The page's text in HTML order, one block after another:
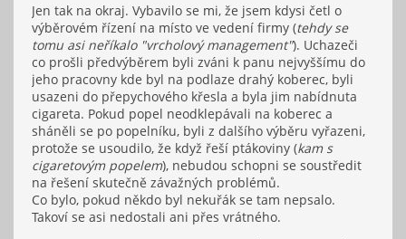
Jen tak na okraj. Vybavilo se mi, že jsem kdysi četl o
výběrovém řízení na místo ve vedení firmy (tehdy se
tomu asi neříkalo "vrcholový management"). Uchazeči
co prošli předvýběrem byli zváni k panu nejvyššímu do
jeho pracovny kde byl na podlaze drahý koberec, byli
usazeni do přepychového křesla a byla jim nabídnuta
cigareta. Pokud popel neodklepávali na koberec a
sháněli se po popelníku, byli z dalšího výběru vyřazeni,
protože se usoudilo, že když řeší ptákoviny (kam s
cigaretovým popelem), nebudou schopni se soustředit
na řešení skutečně závažných problémů.
Co bylo, pokud někdo byl nekuřák se tam nepsalo.
Takoví se asi nedostali ani přes vrátného.